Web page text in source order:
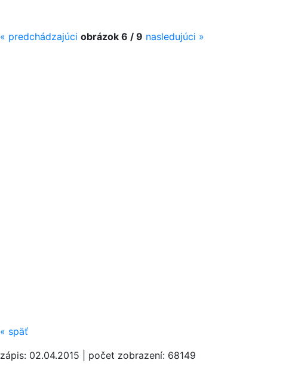
« predchádzajúci obrázok 6 / 9 nasledujúci »
« späť
zápis: 02.04.2015 | počet zobrazení: 68149